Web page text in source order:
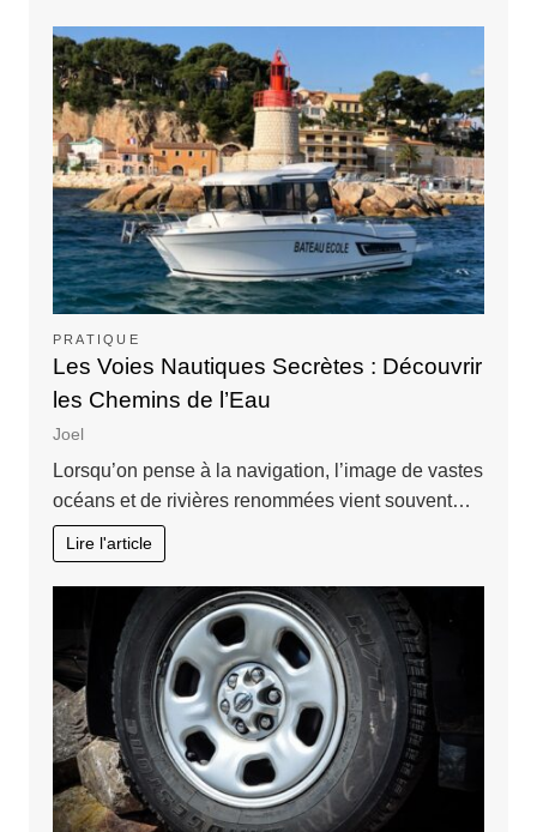
PRATIQUE
Les Voies Nautiques Secrètes : Découvrir
les Chemins de l’Eau
Joel
Lorsqu’on pense à la navigation, l’image de vastes
océans et de rivières renommées vient souvent…
Lire l'article